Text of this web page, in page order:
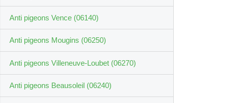
Anti pigeons Vence (06140)
Anti pigeons Mougins (06250)
Anti pigeons Villeneuve-Loubet (06270)
Anti pigeons Beausoleil (06240)